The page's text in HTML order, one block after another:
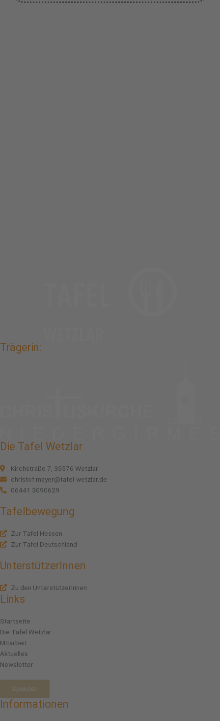
Trägerin:
Die Tafel Wetzlar
Kirchstraße 7, 35576 Wetzlar
christof.mayer@tafel-wetzlar.de
06441 3090629
Tafelbewegung
Zur Tafel Hessen
Zur Tafel Deutschland
UnterstützerInnen
Zu den UnterstützerInnen
Links
Startseite
Die Tafel Wetzlar
Mitarbeit
Aktuelles
Newsletter
Spenden
Informationen